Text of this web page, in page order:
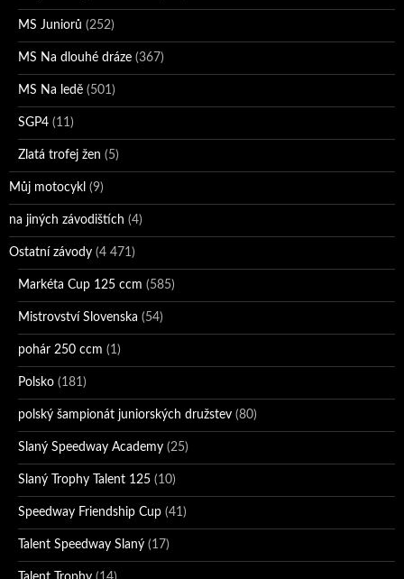
MS Juniorů (252)
MS Na dlouhé dráze (367)
MS Na ledě (501)
SGP4 (11)
Zlatá trofej žen (5)
Můj motocykl (9)
na jiných závodištích (4)
Ostatní závody (4 471)
Markéta Cup 125 ccm (585)
Mistrovství Slovenska (54)
pohár 250 ccm (1)
Polsko (181)
polský šampionát juniorských družstev (80)
Slaný Speedway Academy (25)
Slaný Trophy Talent 125 (10)
Speedway Friendship Cup (41)
Talent Speedway Slaný (17)